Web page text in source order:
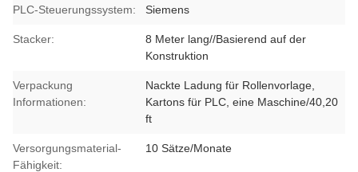
PLC-Steuerungssystem: Siemens
Stacker:
8 Meter lang//Basierend auf der
Konstruktion
Verpackung
Informationen:
Nackte Ladung für Rollenvorlage,
Kartons für PLC, eine Maschine/40,20
ft
Versorgungsmaterial-
Fähigkeit:
10 Sätze/Monate